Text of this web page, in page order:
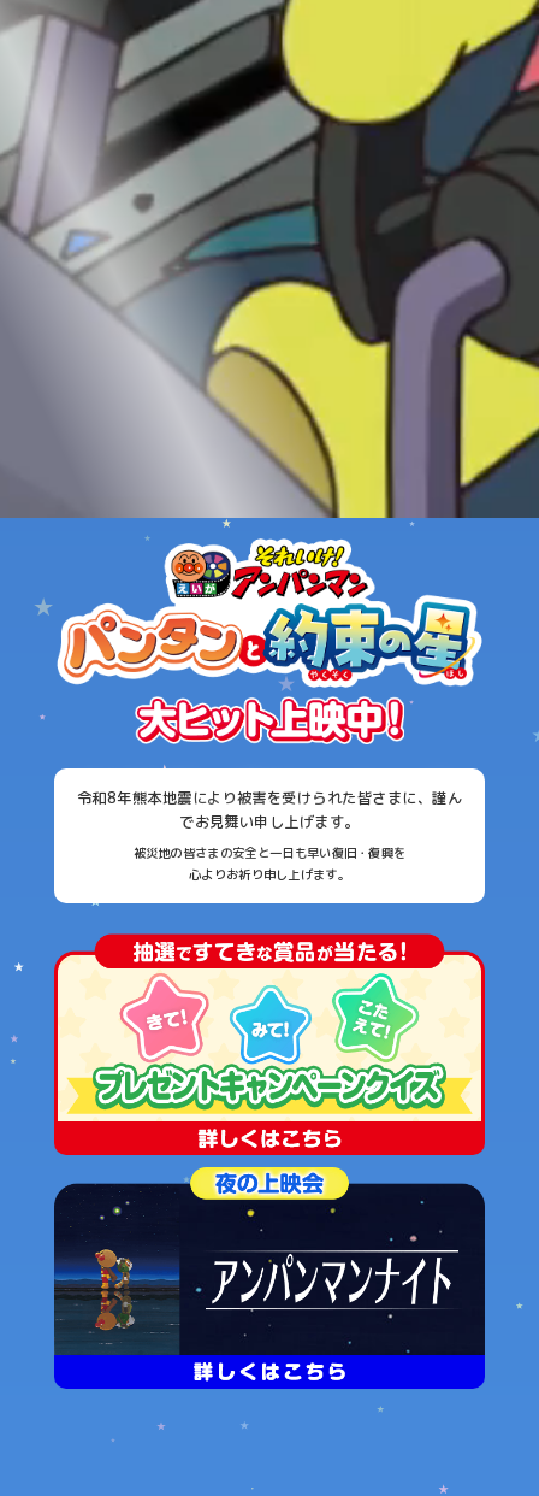
令和8年熊本地震により被害を受けられた皆さまに、謹ん
でお見舞い申し上げます。
被災地の皆さまの安全と一日も早い復旧・復興を
心よりお祈り申し上げます。